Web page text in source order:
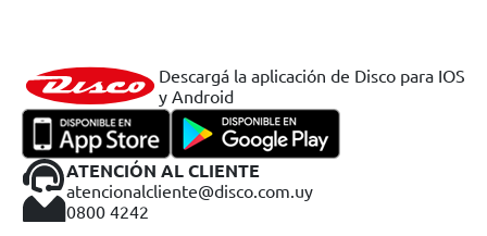
Descargá la aplicación de Disco para IOS
y Android
ATENCIÓN AL CLIENTE
atencionalcliente@disco.com.uy
0800 4242